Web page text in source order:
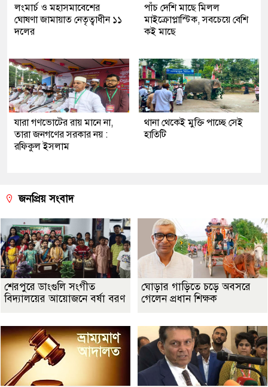
লংমার্চ ও মহাসমাবেশের
ঘোষণা জামায়াত নেতৃত্বাধীন ১১
দলের
পাঁচ দেশি মাছে মিলল
মাইক্রোপ্লাস্টিক, সবচেয়ে বেশি
কই মাছে
যারা গণভোটের রায় মানে না,
তারা জনগণের সরকার নয় :
রফিকুল ইসলাম
থানা থেকেই মুক্তি পাচ্ছে সেই
হাতিটি
জনপ্রিয় সংবাদ
শেরপুরে ডাংগুলি সংগীত
বিদ্যালয়ের আয়োজনে বর্ষা বরণ
ঘোড়ার গাড়িতে চড়ে অবসরে
গেলেন প্রধান শিক্ষক